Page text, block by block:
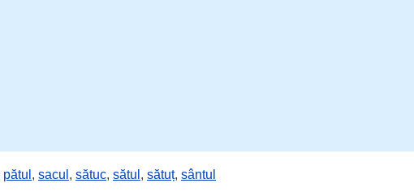
pătul , sacul , sătuc, sătul , sătuț, sântul